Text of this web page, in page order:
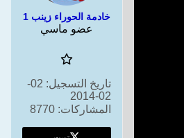
خادمة الحوراء زينب 1
عضو ماسي
تاريخ التسجيل:
02-
02-2014
المشاركات: 8770